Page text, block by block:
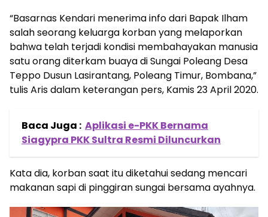
“Basarnas Kendari menerima info dari Bapak Ilham
salah seorang keluarga korban yang melaporkan
bahwa telah terjadi kondisi membahayakan manusia
satu orang diterkam buaya di Sungai Poleang Desa
Teppo Dusun Lasirantang, Poleang Timur, Bombana,”
tulis Aris dalam keterangan pers, Kamis 23 April 2020.
Baca Juga : Aplikasi e-PKK Bernama
Siagypra PKK Sultra Resmi Diluncurkan
Kata dia, korban saat itu diketahui sedang mencari
makanan sapi di pinggiran sungai bersama ayahnya.